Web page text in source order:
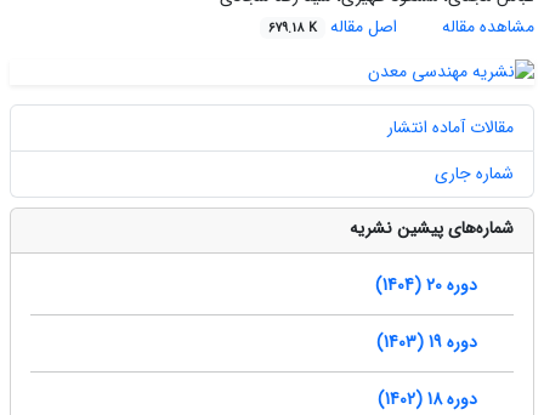
مشاهده مقاله
اصل مقاله 679.18 K
مقالات آماده انتشار
شماره جاری
شماره‌های پیشین نشریه
دوره 20 (1404)
دوره 19 (1403)
دوره 18 (1402)